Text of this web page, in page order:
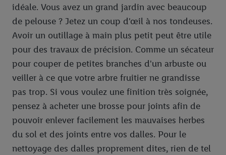
idéale. Vous avez un grand jardin avec beaucoup
de pelouse ? Jetez un coup d'œil à nos tondeuses.
Avoir un outillage à main plus petit peut être utile
pour des travaux de précision. Comme un sécateur
pour couper de petites branches d'un arbuste ou
veiller à ce que votre arbre fruitier ne grandisse
pas trop. Si vous voulez une finition très soignée,
pensez à acheter une brosse pour joints afin de
pouvoir enlever facilement les mauvaises herbes
du sol et des joints entre vos dalles. Pour le
nettoyage des dalles proprement dites, rien de tel